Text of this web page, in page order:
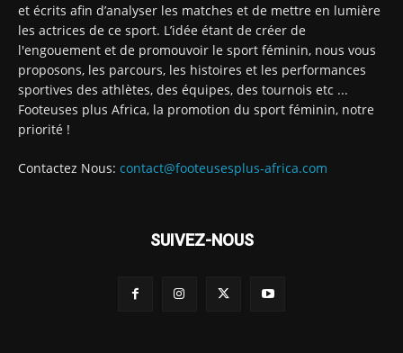
et écrits afin d’analyser les matches et de mettre en lumière
les actrices de ce sport. L’idée étant de créer de
l'engouement et de promouvoir le sport féminin, nous vous
proposons, les parcours, les histoires et les performances
sportives des athlètes, des équipes, des tournois etc ...
Footeuses plus Africa, la promotion du sport féminin, notre
priorité !
Contactez Nous: contact@footeusesplus-africa.com
SUIVEZ-NOUS